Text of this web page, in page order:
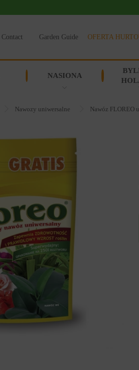
Contact Garden Guide OFERTA
NASIONA
Nawozy uniwersalne Nawóz FLOREO